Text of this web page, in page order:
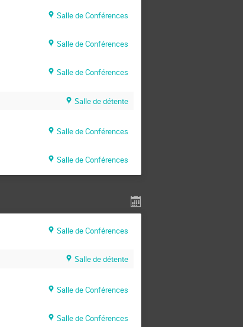
Salle de Conférences
Salle de Conférences
Salle de Conférences
Salle de détente
Salle de Conférences
Salle de Conférences
Salle de Conférences
Salle de détente
Salle de Conférences
Salle de Conférences